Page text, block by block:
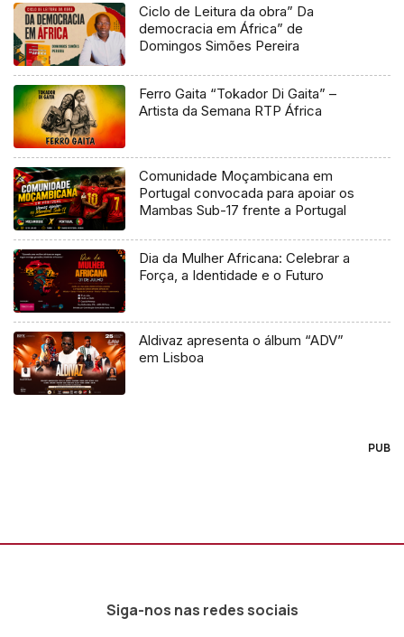
Ciclo de Leitura da obra” Da
democracia em África” de
Domingos Simões Pereira
Ferro Gaita “Tokador Di Gaita” –
Artista da Semana RTP África
Comunidade Moçambicana em
Portugal convocada para apoiar os
Mambas Sub-17 frente a Portugal
Dia da Mulher Africana: Celebrar a
Força, a Identidade e o Futuro
Aldivaz apresenta o álbum “ADV”
em Lisboa
PUB
Siga-nos nas redes sociais